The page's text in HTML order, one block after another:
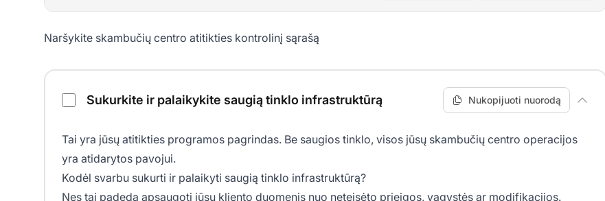
Naršykite skambučių centro atitikties kontrolinį sąrašą
Skambučių centro atitikties kontrolinis sąrašas
Sukurkite ir palaikykite saugią tinklo infrastruktūrą Nukopijuoti nuorodą
Tai yra jūsų atitikties programos pagrindas. Be saugios tinklo, visos jūsų skambučių centro operacijos
yra atidarytos pavojui.
Kodėl svarbu sukurti ir palaikyti saugią tinklo infrastruktūrą?
Nes tai padeda apsaugoti jūsų kliento duomenis nuo neteisėto prieigos, vagystės ar modifikacijos.